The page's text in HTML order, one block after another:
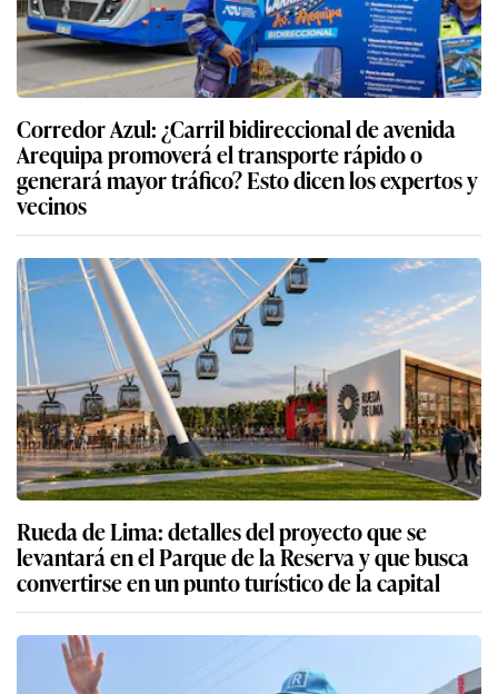
Corredor Azul: ¿Carril bidireccional de avenida
Arequipa promoverá el transporte rápido o
generará mayor tráfico? Esto dicen los expertos y
vecinos
Rueda de Lima: detalles del proyecto que se
levantará en el Parque de la Reserva y que busca
convertirse en un punto turístico de la capital